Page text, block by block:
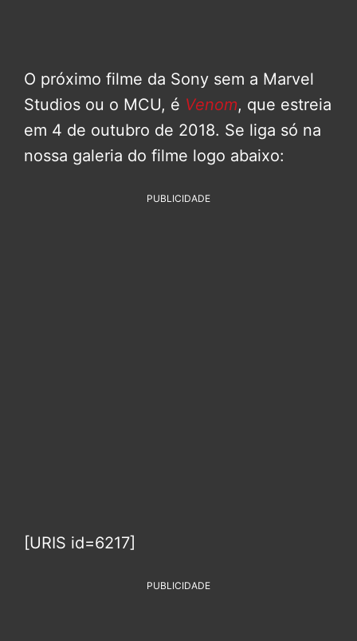
O próximo filme da Sony sem a Marvel
Studios ou o MCU, é Venom, que estreia
em 4 de outubro de 2018. Se liga só na
nossa galeria do filme logo abaixo:
PUBLICIDADE
[URIS id=6217]
PUBLICIDADE